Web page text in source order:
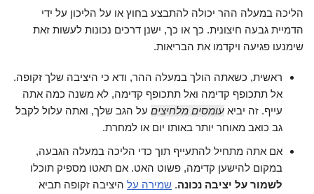
הליכה במעלה ההר יכולה להתבצע בחוץ או על הליכון על ידי
הדמיית גבעה חיצונית. כך או כך, ישנן דרכים נכונות לעשות זאת
שימנעו פגיעה ויקדמו את הבריאות.
ראשית, כשאתה הולך במעלה ההר, ודא כי היציבה שלך זקופה.
אל תתכופף קדימה ואל תתכופף קדימה, לא משנה כמה אתה
עייף. זה יביא עומסים מלחיצים על הגב שלך, ואתה עלול לקבל
גב כואב מאוחר יותר באותו יום או למחרת.
אם אתה מתחיל להתעייף תוך כדי הליכה במעלה הגבעה,
במקום להישען קדימה, פשוט האט. אם תאטו מספיק תוכלו
לשמור על יציבה נכונה. שמירה על היציבה זקופה תביא